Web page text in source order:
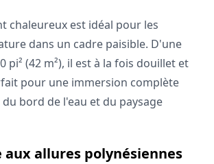
chaleureux est idéal pour les
dans un cadre paisible. D'une
pi² (42 m²), il est à la fois douillet et
pour une immersion complète
bord de l'eau et du paysage
aux allures polynésiennes